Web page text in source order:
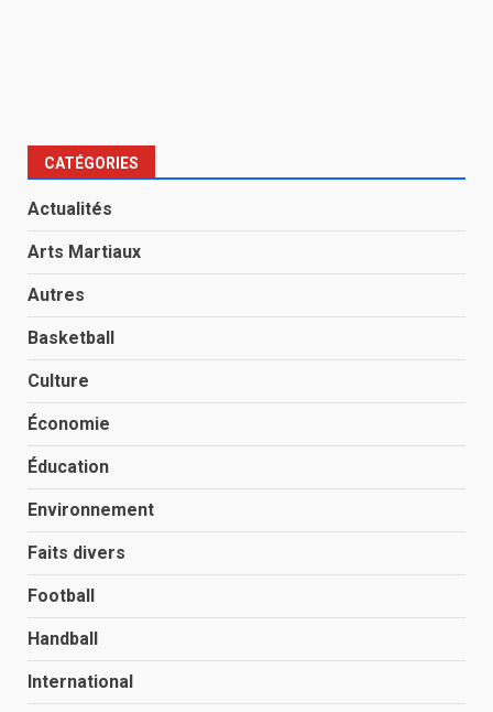
CATÉGORIES
Actualités
Arts Martiaux
Autres
Basketball
Culture
Économie
Éducation
Environnement
Faits divers
Football
Handball
International